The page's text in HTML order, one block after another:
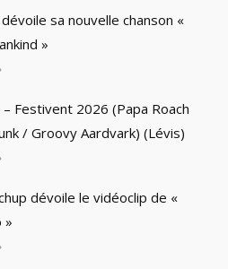
sa nouvelle chanson «
»
Festivent 2026 (Papa Roach
/ Groovy Aardvark) (Lévis)
dévoile le vidéoclip de «
»